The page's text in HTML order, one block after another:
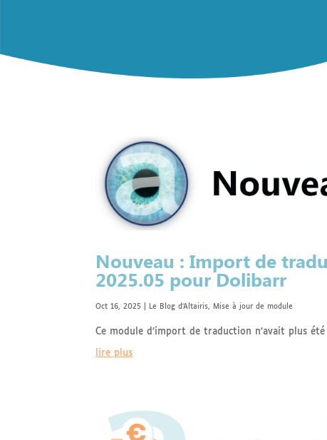
Nouveau : Import de
2025.05 pour Dolibarr
Oct 16, 2025 Le Blog d'Altairis ,Mise à jour de module
Ce module d’import de traduction n’avait plus
lire plus